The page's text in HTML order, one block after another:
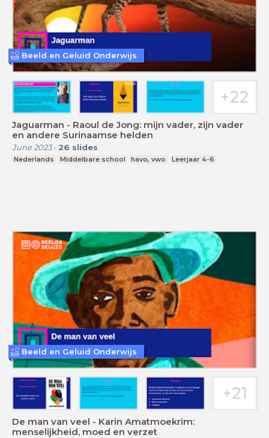
Jaguarman - Raoul de Jong: mijn vader, zijn vader
en andere Surinaamse helden
June 2023- 26 slides
Nederlands Middelbare school havo, vwo Leerjaar 4-6
Beeld en Geluid Onderwijs
De man van veel - Karin Amatmoekrim:
menselijkheid, moed en verzet
Beeld en Geluid Onderwijs